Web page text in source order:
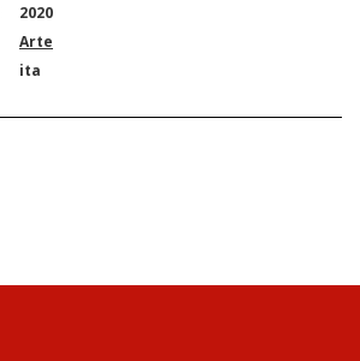
2020
Arte
ita